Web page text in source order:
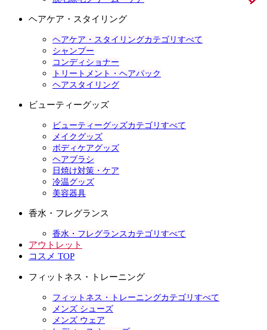
ヘアケア・スタイリング
ヘアケア・スタイリングカテゴリすべて
シャンプー
コンディショナー
トリートメント・ヘアパック
ヘアスタイリング
ビューティーグッズ
ビューティーグッズカテゴリすべて
メイクグッズ
ボディケアグッズ
ヘアブラシ
日焼け対策・ケア
冷温グッズ
美容器具
香水・フレグランス
香水・フレグランスカテゴリすべて
アウトレット
コスメ TOP
フィットネス・トレーニング
フィットネス・トレーニングカテゴリすべて
メンズ シューズ
メンズ ウェア